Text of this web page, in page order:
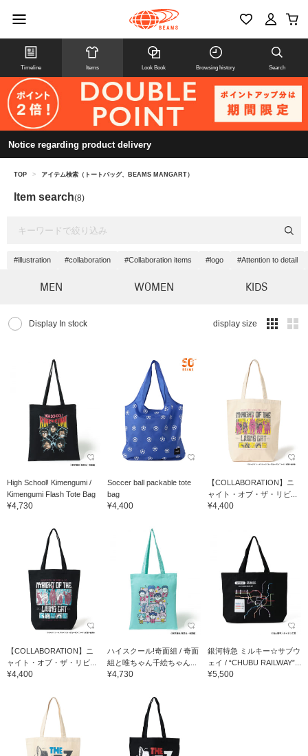
Timeline Items Look Book Browsing history Search
Notice regarding product delivery
TOP > アイテム検索（トートバッグ、BEAMS MANGART）
Item search(8)
#illustration #collaboration #Collaboration items #logo #Attention to detail
MEN WOMEN KIDS
Display In stock display size
High School! Kimengumi /
Kimengumi Flash Tote Bag
¥4,730
Soccer ball packable tote
bag
¥4,400
【COLLABORATION】ニ
ャイト・オブ・ザ・リビ...
¥4,400
【COLLABORATION】ニ
ャイト・オブ・ザ・リビ...
¥4,400
ハイスクール!奇面組 / 奇面
組と唯ちゃん千絵ちゃん...
¥4,730
銀河特急 ミルキー☆サブウ
ェイ / “CHUBU RAILWAY”...
¥5,500